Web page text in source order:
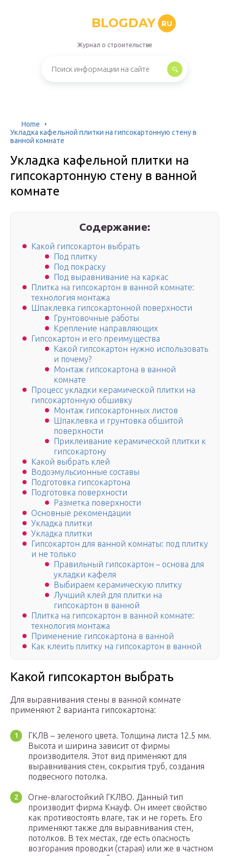
BLOGDAY RU
Журнал о строительстве
Home
Укладка кафельной плитки на гипсокартонную стену в
ванной комнате
Укладка кафельной плитки на
гипсокартонную стену в ванной
комнате
Содержание:
Какой гипсокартон выбрать
Под плитку
Под покраску
Под выравнивание на каркас
Плитка на гипсокартон в ванной комнате:
технология монтажа
Шпаклевка гипсокартонной поверхности
Грунтовочные работы
Крепление направляющих
Гипсокартон и его преимущества
Какой гипсокартон нужно использовать
и почему?
Монтаж гипсокартона в ванной
комнате
Процесс укладки керамической плитки на
гипсокартонную обшивку
Монтаж гипсокартонных листов
Шпаклевка и грунтовка обшитой
поверхности
Приклеивание керамической плитки к
гипсокартону
Какой выбрать клей
Водоэмульсионные составы
Подготовка гипсокартона
Подготовка поверхности
Разметка поверхности
Основные рекомендации
Укладка плитки
Укладка плитки
Гипсокартон для ванной комнаты: под плитку
и не только
Правильный гипсокартон – основа для
укладки кафеля
Выбираем керамическую плитку
Лучший клей для плитки на
гипсокартон в ванной
Плитка на гипсокартон в ванной комнате:
технология монтажа
Применение гипсокартона в ванной
Как клеить плитку на гипсокартон в ванной
Какой гипсокартон выбрать
Для выравнивания стены в ванной комнате
применяют 2 варианта гипсокартона:
ГКЛВ – зеленого цвета. Толщина листа 12.5 мм.
Высота и ширина зависит от фирмы
производителя. Этот вид применяют для
выравнивания стен, сокрытия труб, создания
подвесного потолка.
Огне-влагостойкий ГКЛВО. Данный тип
производит фирма Кнауф. Он имеет свойство
как противостоять влаге, так и не гореть. Его
применяют также для выравнивания стен,
потолков. В тех местах, где есть опасность
возгорания проводки (старая) или же в частном